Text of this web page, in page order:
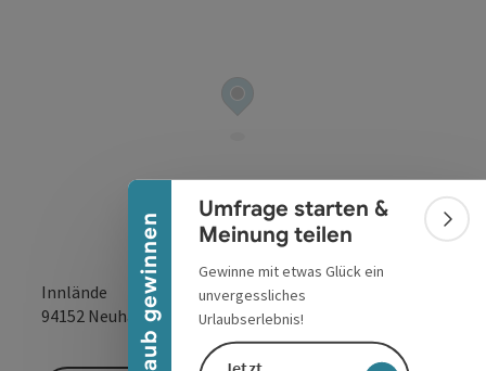
Urlaub gewinnen
Banner einklappen
Umfrage starten &
Meinung teilen
Gewinne mit etwas Glück ein
unvergessliches
Urlaubserlebnis!
Innlände
94152 Neuhaus am Inn